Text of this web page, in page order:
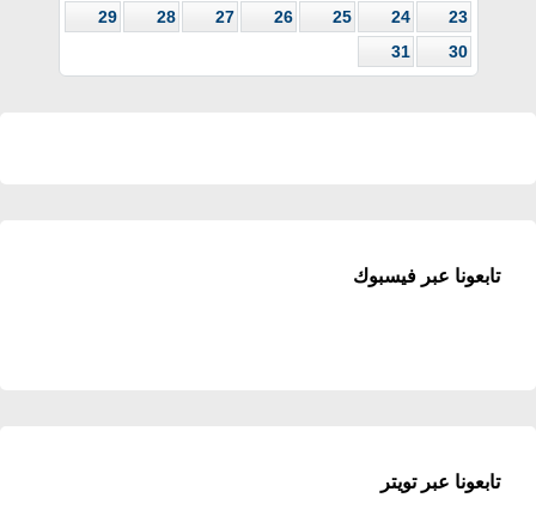
23
24
25
26
27
28
29
30
31
تابعونا عبر فيسبوك
تابعونا عبر تويتر